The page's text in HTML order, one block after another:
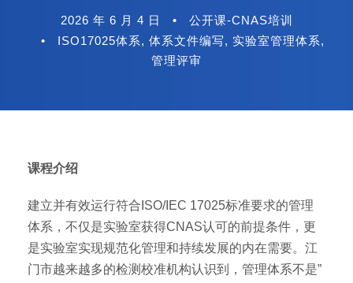
2026 年 6 月 4 日 •
公开课-CNAS培训
•
ISO17025体系, 体系文件编写, 实验室管理体系,
管理评审
课程介绍
建立并有效运行符合ISO/IEC 17025标准要求的管理
体系，不仅是实验室获得CNAS认可的前提条件，更
是实验室实现规范化管理和持续发展的内在需要。江
门市越来越多的检测校准机构认识到，管理体系不是”